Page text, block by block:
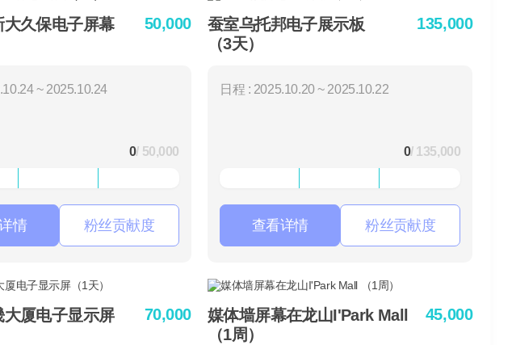
大久保电子屏幕
50,000
~ 2025.10.24
0/ 50,000
情 粉丝贡献度
蚕室乌托邦电子展示板
（3天）
135,000
日程 : 2025.10.20 ~ 2025.10.22
0/ 135,000
查看详情 粉丝贡献度
大厦电子显示屏
70,000
媒体墙屏幕在龙山I'Park Mall
（1周）
45,000